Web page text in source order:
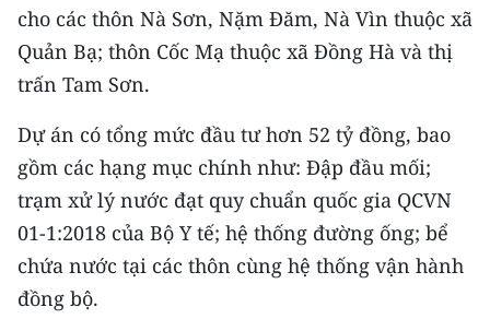
РУССКИЙ
ESPAÑOL
cho các thôn Nà Sơn, Nặm Đăm, Nà Vìn thuộc xã
Quản Bạ; thôn Cốc Mạ thuộc xã Đồng Hà và thị
trấn Tam Sơn.
Dự án có tổng mức đầu tư hơn 52 tỷ đồng, bao
gồm các hạng mục chính như: Đập đầu mối;
trạm xử lý nước đạt quy chuẩn quốc gia QCVN
01-1:2018 của Bộ Y tế; hệ thống đường ống; bể
chứa nước tại các thôn cùng hệ thống vận hành
đồng bộ.